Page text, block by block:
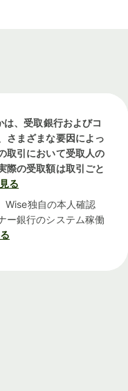
、受取銀行およびコ
さまざまな要因によっ
取引において受取人の
際の受取額は取引ごと
る
Wise独自の本人確認
ー銀行のシステム稼働